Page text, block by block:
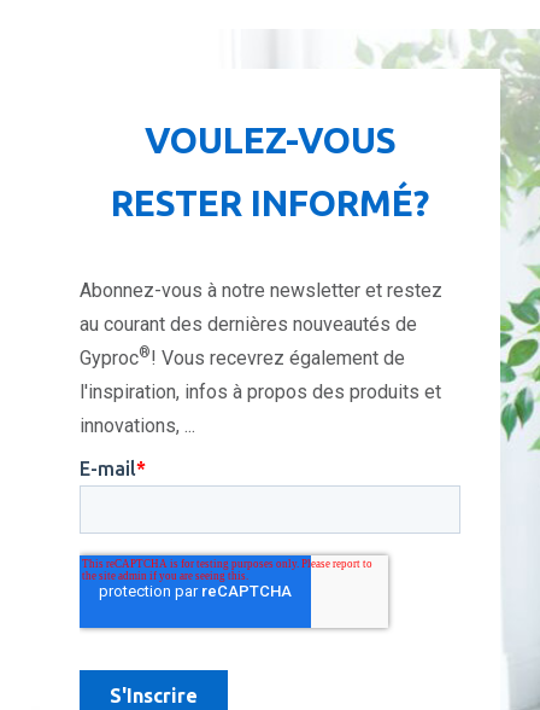
VOULEZ-VOUS
RESTER INFORMÉ?
Abonnez-vous à notre newsletter et restez
au courant des dernières nouveautés de
Gyproc®! Vous recevrez également de
l'inspiration, infos à propos des produits et
innovations, ...